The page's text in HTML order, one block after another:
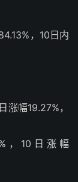
，10日内
幅19.27%，
，10日涨幅